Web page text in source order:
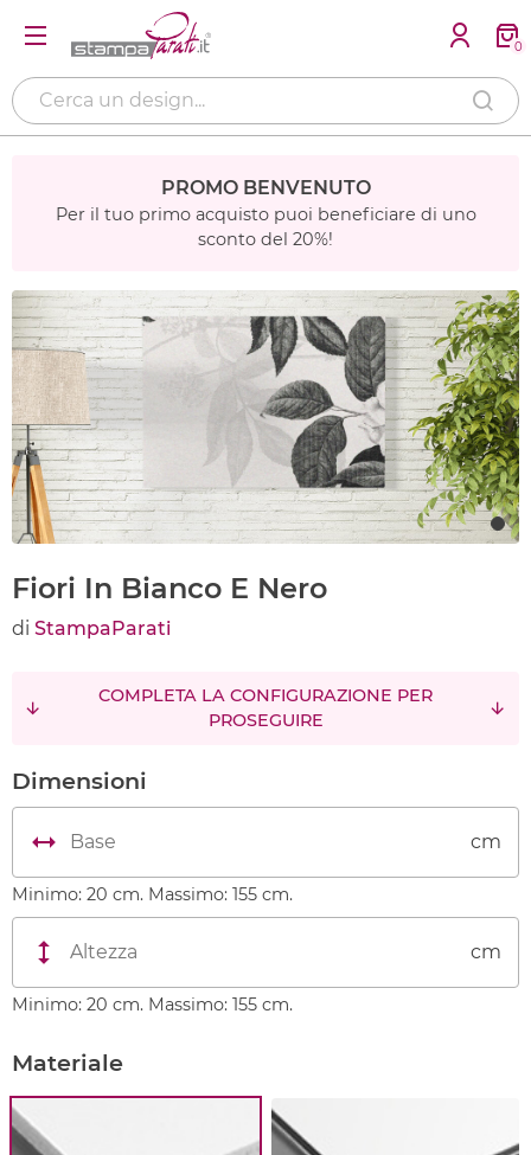
0
PROMO BENVENUTO
Per il tuo primo acquisto puoi beneficiare di uno
sconto del 20%!
Fiori In Bianco E Nero
di StampaParati
COMPLETA LA CONFIGURAZIONE PER
PROSEGUIRE
Dimensioni
cm
Minimo: 20 cm. Massimo: 155 cm.
cm
Minimo: 20 cm. Massimo: 155 cm.
Materiale